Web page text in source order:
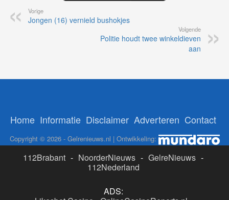
Vorige
Jongen (16) vernield bushokjes
Volgende
Politie houdt twee winkeldieven
aan
Home Informatie Disclaimer Adverteren Contact
Copyright © 2026 - Gelrenieuws.nl | Ontwikkeling:
112Brabant - NoorderNieuws - GelreNieuws -
112Nederland
ADS: